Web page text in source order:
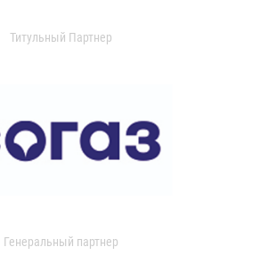
Титульный Партнер
Генеральный партнер